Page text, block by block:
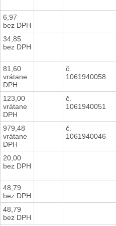
6,97
bez DPH
34,85
bez DPH
81,60
vrátane
DPH
č.
1061940058
123,00
vrátane
DPH
č.
1061940051
979,48
vrátane
DPH
č.
1061940046
20,00
bez DPH
48,79
bez DPH
48,79
bez DPH